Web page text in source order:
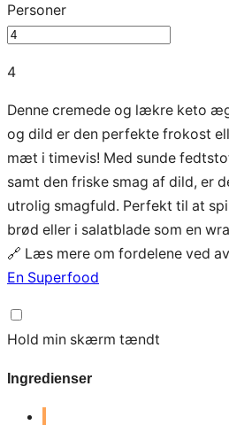
Personer
4
Denne cremede og lækre keto
og dild er den perfekte frokost
mæt i timevis! Med sunde
samt den friske smag af dild, er
utrolig smagfuld. Perfekt til at
brød eller i salatblade som en
🔗 Læs mere om fordelene ved
En Superfood
Hold min skærm tændt
Ingredienser